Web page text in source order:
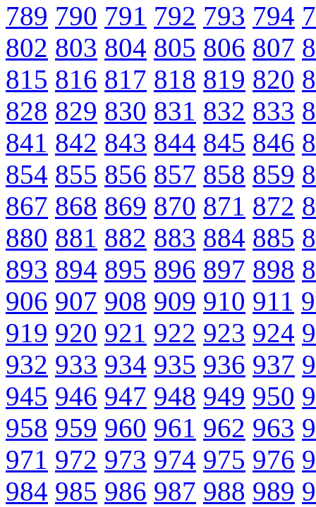
789 790 791 792 793 794
802 803 804 805 806 807
815 816 817 818 819 820
828 829 830 831 832 833
841 842 843 844 845 846
854 855 856 857 858 859
867 868 869 870 871 872
880 881 882 883 884 885
893 894 895 896 897 898
906 907 908 909 910 911
919 920 921 922 923 924
932 933 934 935 936 937
945 946 947 948 949 950
958 959 960 961 962 963
971 972 973 974 975 976
984 985 986 987 988 989